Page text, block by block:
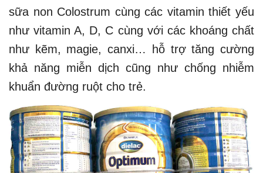
sữa non Colostrum cùng các vitamin thiết yếu
như vitamin A, D, C cùng với các khoáng chất
như kẽm, magie, canxi… hỗ trợ tăng cường
khả năng miễn dịch cũng như chống nhiễm
khuẩn đường ruột cho trẻ.